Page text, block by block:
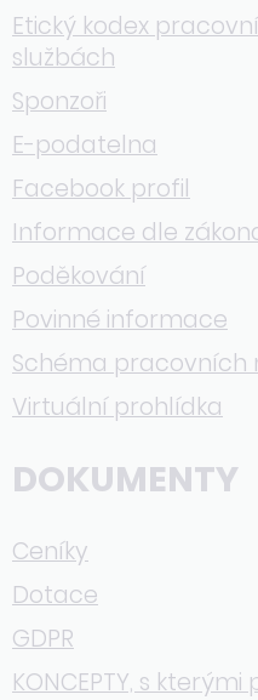
Etický kodex
službách
Sponzoři
E-podatelna
Facebook profil
Informace dle
Poděkování
Povinné informace
Schéma pracovních
Virtuální prohlídka
DOKUMENTY
Ceníky
Dotace
GDPR
KONCEPTY, s